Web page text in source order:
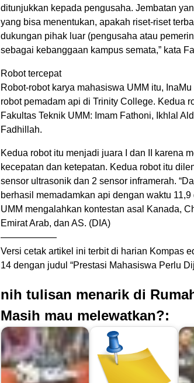
ditunjukkan kepada pengusaha. Jembatan
yang bisa menentukan, apakah riset-riset
dukungan pihak luar (pengusaha atau
sebagai kebanggaan kampus semata,” kata
Robot tercepat
Robot-robot karya mahasiswa UMM itu,
robot pemadam api di Trinity College. Kedua
Fakultas Teknik UMM: Imam Fathoni, Ikhlal
Fadhillah.
Kedua robot itu menjadi juara I dan II karena
kecepatan dan ketepatan. Kedua robot itu
sensor ultrasonik dan 2 sensor inframerah.
berhasil memadamkan api dengan waktu 11,9
UMM mengalahkan kontestan asal Kanada,
Emirat Arab, dan AS. (DIA)
——————
Versi cetak artikel ini terbit di harian Kompas
14 dengan judul “Prestasi Mahasiswa Perlu
nih tulisan menarik di
Masih mau melewatkan?: